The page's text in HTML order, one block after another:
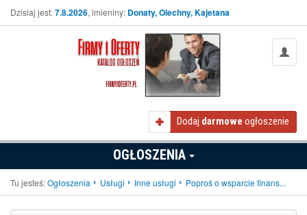
Dzisiaj jest:7.8.2026, imieniny: Donaty, Olechny, Kajetana
Dodaj darmowe ogłoszenie
OGŁOSZENIA
Tu jesteś:Ogłoszenia Usługi Inne usługi Poproś o wsparcie finans...